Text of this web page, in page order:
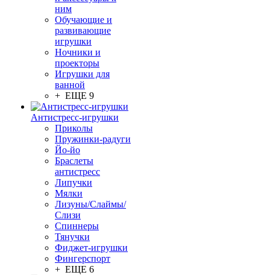
ним
Обучающие и
развивающие
игрушки
Ночники и
проекторы
Игрушки для
ванной
+ ЕЩЕ 9
Антистресс-игрушки
Приколы
Пружинки-радуги
Йо-йо
Браслеты
антистресс
Липучки
Мялки
Лизуны/Слаймы/
Слизи
Спиннеры
Тянучки
Фиджет-игрушки
Фингерспорт
+ ЕЩЕ 6